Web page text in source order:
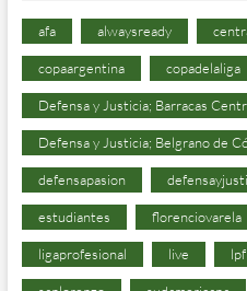
afa alwaysready
copaargentina copadelaliga
Defensa y Justicia; Barracas
Defensa y Justicia; Belgrano de
defensapasion
estudiantes florenciovarela
ligaprofesional live lpf